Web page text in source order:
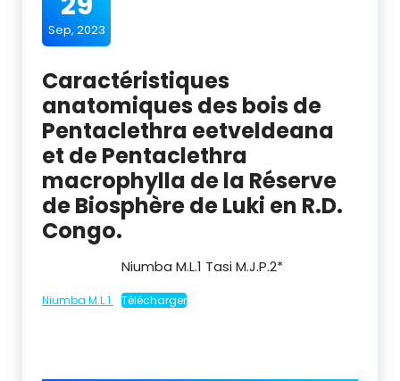
Sep, 2023
Caractéristiques
anatomiques des bois de
Pentaclethra eetveldeana
et de Pentaclethra
macrophylla de la Réserve
de Biosphère de Luki en R.D.
Congo.
Niumba M.L.1 Tasi M.J.P.2*
Niumba M.L.1 Télécharger